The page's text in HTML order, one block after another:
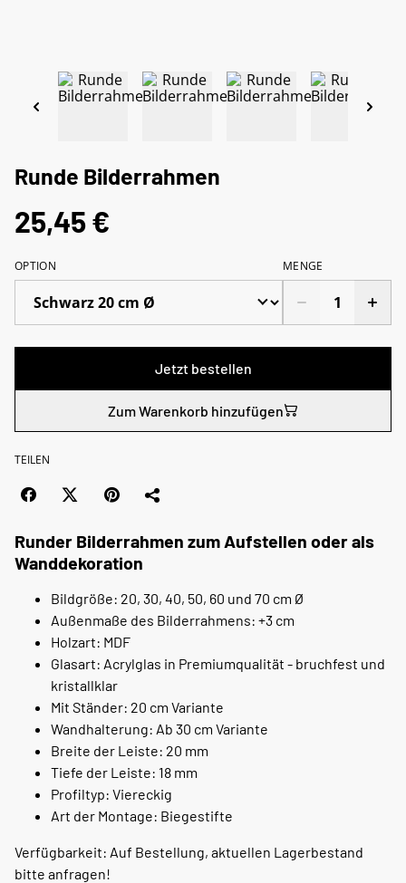
Runde Bilderrahmen
25,45 €
OPTION MENGE
Jetzt bestellen
Zum Warenkorb hinzufügen
TEILEN
Runder Bilderrahmen zum Aufstellen oder als
Wanddekoration
Bildgröße: 20, 30, 40, 50, 60 und 70 cm Ø
Außenmaße des Bilderrahmens: +3 cm
Holzart: MDF
Glasart: Acrylglas in Premiumqualität - bruchfest und
kristallklar
Mit Ständer: 20 cm Variante
Wandhalterung: Ab 30 cm Variante
Breite der Leiste: 20 mm
Tiefe der Leiste: 18 mm
Profiltyp: Viereckig
Art der Montage: Biegestifte
Verfügbarkeit: Auf Bestellung, aktuellen Lagerbestand
bitte anfragen!